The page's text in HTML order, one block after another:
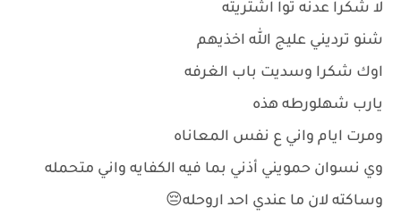
لا شكرا عدنه توا اشتريته
شنو ترديني عليج الله اخذيهم
اوك شكرا وسديت باب الغرفه
يارب شهلورطه هذه
ومرت ايام واني ع نفس المعاناه
وي نسوان حمويني أذني بما فيه الكفايه واني متحمله
وساكته لان ما عندي احد اروحله😔